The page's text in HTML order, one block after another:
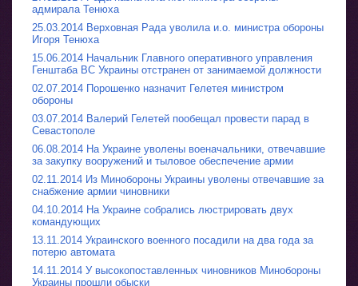
адмирала Тенюха
25.03.2014 Верховная Рада уволила и.о. министра обороны
Игоря Тенюха
15.06.2014 Начальник Главного оперативного управления
Генштаба ВС Украины отстранен от занимаемой должности
02.07.2014 Порошенко назначит Гелетея министром
обороны
03.07.2014 Валерий Гелетей пообещал провести парад в
Севастополе
06.08.2014 На Украине уволены военачальники, отвечавшие
за закупку вооружений и тыловое обеспечение армии
02.11.2014 Из Минобороны Украины уволены отвечавшие за
снабжение армии чиновники
04.10.2014 На Украине собрались люстрировать двух
командующих
13.11.2014 Украинского военного посадили на два года за
потерю автомата
14.11.2014 У высокопоставленных чиновников Минобороны
Украины прошли обыски